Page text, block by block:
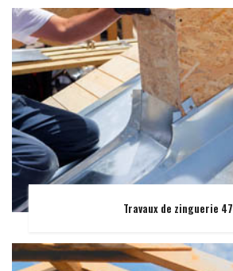
Travaux de zinguerie 47